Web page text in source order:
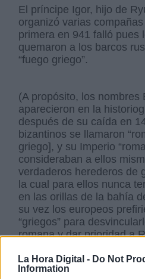
La Hora Digital - Do Not
Information
El príncipe Igor, hijo de
organizó varias
primera en 941 falló pues
quemaron a los barcos
“fuego griego”.
(A propósito, los nombres
aparecieron en la
después de su caída en
bizantinos se llamaron
griego], y su Imperio
consideraban a ellos
verdaderos herederos de
la cual para ellos nunca
en las orillas de la bahía
su vez los europeos
“griegos” para
romana y dar prioridad a
en temas de religión. No
episcopado de Roma
iglesia de Constantinopla